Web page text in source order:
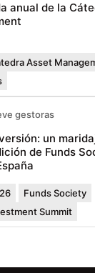
anual de la
Asset
gestoras
un
de Funds
Funds Society
Summit